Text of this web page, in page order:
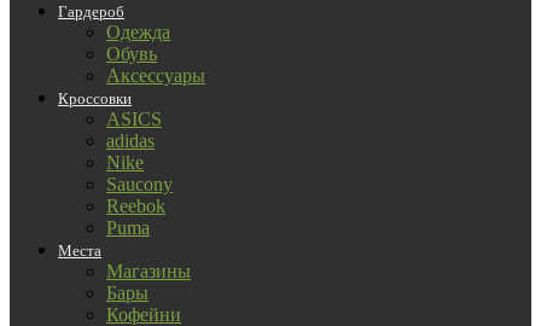
Гардероб
Одежда
Обувь
Аксессуары
Кроссовки
ASICS
adidas
Nike
Saucony
Reebok
Puma
Места
Магазины
Бары
Кофейни